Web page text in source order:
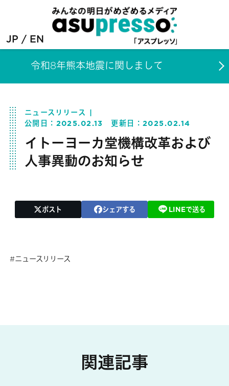
JP EN
令和8年熊本地震に関しまして
ニュースリリース
公開日： 2025.02.13 更新日：2025.02.14
イトーヨーカ堂機構改革および
人事異動のお知らせ
ポスト シェアする LINEで送る
ニュースリリース
関連記事